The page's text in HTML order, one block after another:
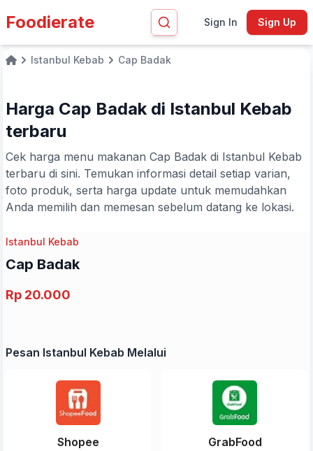
Foodierate Sign In Sign Up
HomeIstanbul Kebab Cap Badak
Harga Cap Badak di Istanbul Kebab
terbaru
Cek harga menu makanan Cap Badak di Istanbul Kebab
terbaru di sini. Temukan informasi detail setiap varian,
foto produk, serta harga update untuk memudahkan
Anda memilih dan memesan sebelum datang ke lokasi.
Istanbul Kebab
Cap Badak
Rp 20.000
Pesan Istanbul Kebab Melalui
Shopee GrabFood